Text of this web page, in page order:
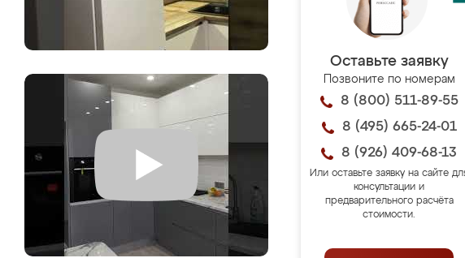
Оставьте заявку
Позвоните по номерам
8 (800) 511-89-55
8 (495) 665-24-01
8 (926) 409-68-13
Или оставьте заявку на сайте
консультации и
предварительного расчёта
стоимости.